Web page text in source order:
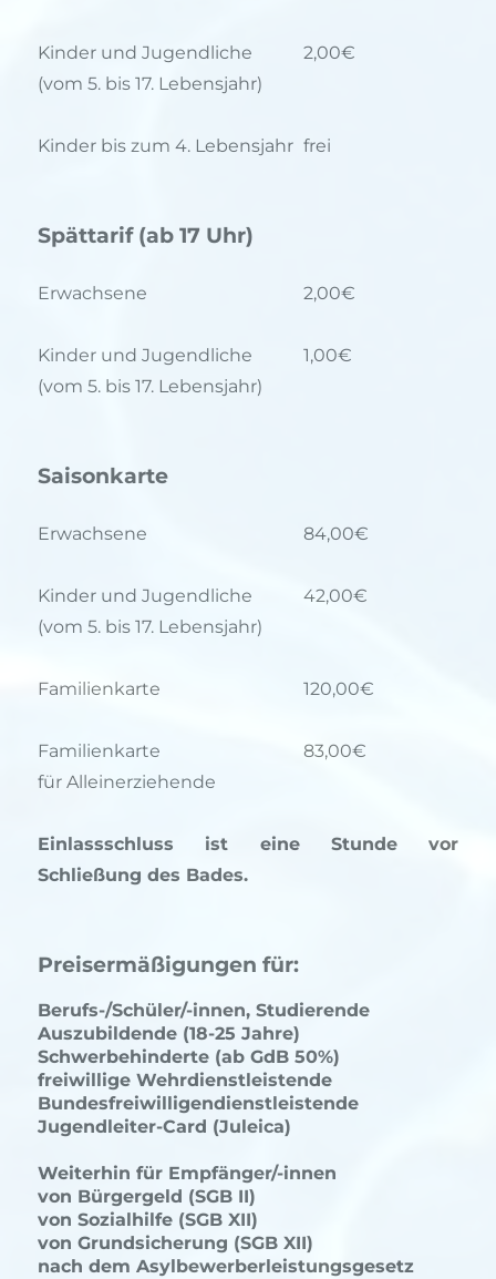
Kinder und Jugendliche
(vom 5. bis 17. Lebensjahr)
2,00€
Kinder bis zum 4. Lebensjahr frei
Spättarif (ab 17 Uhr)
Erwachsene 2,00€
Kinder und Jugendliche
(vom 5. bis 17. Lebensjahr)
1,00€
Saisonkarte
Erwachsene 84,00€
Kinder und Jugendliche
(vom 5. bis 17. Lebensjahr)
42,00€
Familienkarte 120,00€
Familienkarte
für Alleinerziehende
83,00€
Einlassschluss ist eine Stunde vor
Schließung des Bades.
Preisermäßigungen für:
Berufs-/Schüler/-innen, Studierende
Auszubildende (18-25 Jahre)
Schwerbehinderte (ab GdB 50%)
freiwillige Wehrdienstleistende
Bundesfreiwilligendienstleistende
Jugendleiter-Card (Juleica)
Weiterhin für Empfänger/-innen
von Bürgergeld (SGB II)
von Sozialhilfe (SGB XII)
von Grundsicherung (SGB XII)
nach dem Asylbewerberleistungsgesetz